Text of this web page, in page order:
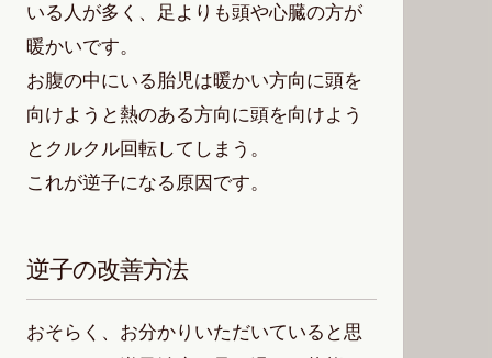
いる人が多く、足よりも頭や心臓の方が
暖かいです。
お腹の中にいる胎児は暖かい方向に頭を
向けようと熱のある方向に頭を向けよう
とクルクル回転してしまう。
これが逆子になる原因です。
逆子の改善方法
おそらく、お分かりいただいていると思